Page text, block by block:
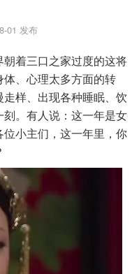
01 发布
着三口之家过度的这将
、心理太多方面的转
样、出现各种睡眠、饮
。有人说：这一年是女
小主们，这一年里，你